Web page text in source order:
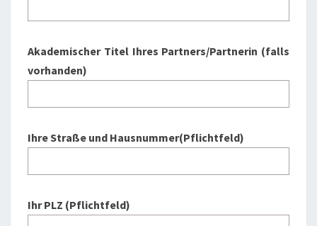
Akademischer Titel Ihres Partners/Partnerin (falls
vorhanden)
Ihre Straße und Hausnummer(Pflichtfeld)
Ihr PLZ (Pflichtfeld)